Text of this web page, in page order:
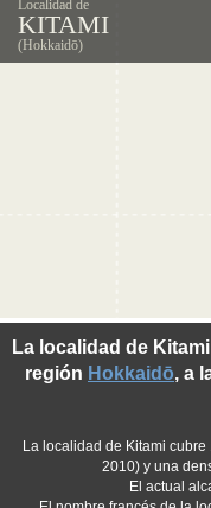
Localidad de
KITAMI
(Hokkaidō)
La localidad de
región Hokkaidō, a
La localidad de Kitami
2010) y una
El actual